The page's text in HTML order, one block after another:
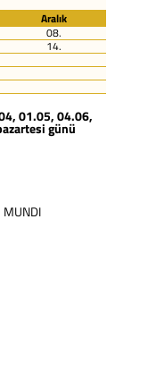
Aralık
08.
14.
01.05, 04.06,
günü
MUNDI